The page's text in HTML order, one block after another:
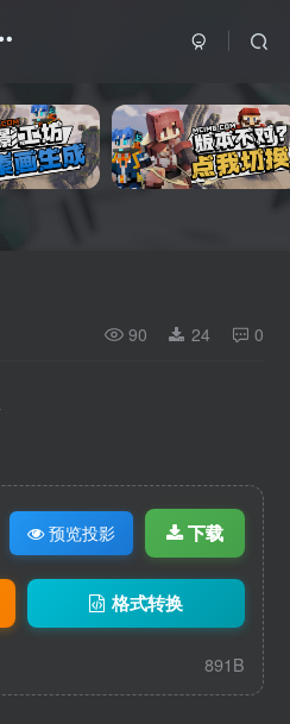
90 24 0
预览投影 下载
格式转换
891B